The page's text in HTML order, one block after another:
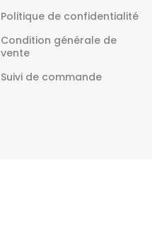
Politique de confidentialité
Condition générale de
vente
Suivi de commande